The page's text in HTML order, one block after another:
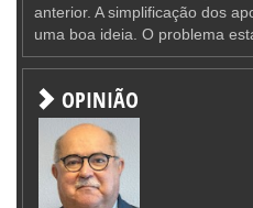
anterior. A simplificação dos
uma boa ideia. O problema
OPINIÃO